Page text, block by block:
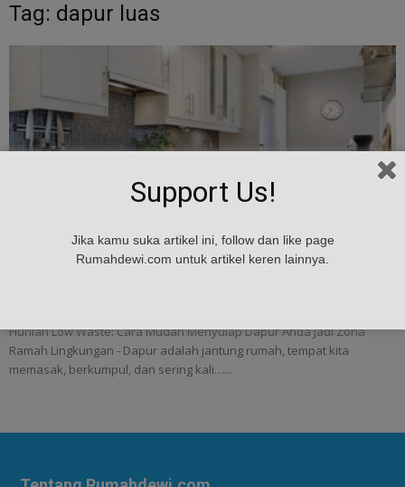
Tag: dapur luas
Hunian Low Waste: Cara Mudah Menyulap
Hunian Low Waste: Cara Mudah Menyulap Dapur Anda Jadi Zona
Ramah Lingkungan - Dapur adalah jantung rumah, tempat kita
memasak, berkumpul, dan sering kali…...
Support Us!
Jika kamu suka artikel ini, follow dan like page
Rumahdewi.com untuk artikel keren lainnya.